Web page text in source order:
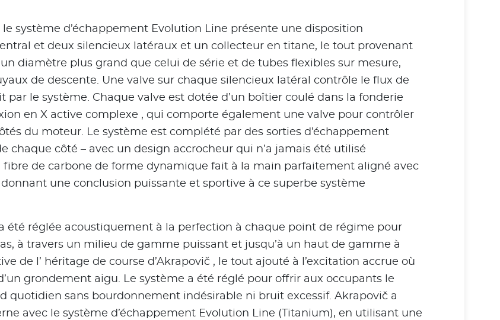
système d’échappement Evolution Line présente une disposition
et deux silencieux latéraux et un collecteur en titane, le tout provenant
diamètre plus grand que celui de série et de tubes flexibles sur mesure,
de descente. Une valve sur chaque silencieux latéral contrôle le flux de
le système. Chaque valve est dotée d’un boîtier coulé dans la fonderie
en X active complexe , qui comporte également une valve pour contrôler
du moteur. Le système est complété par des sorties d’échappement
chaque côté – avec un design accrocheur qui n’a jamais été utilisé
de carbone de forme dynamique fait à la main parfaitement aligné avec
une conclusion puissante et sportive à ce superbe système
été réglée acoustiquement à la perfection à chaque point de régime pour
à travers un milieu de gamme puissant et jusqu’à un haut de gamme à
de l’ héritage de course d’Akrapovič , le tout ajouté à l’excitation accrue où
grondement aigu. Le système a été réglé pour offrir aux occupants le
quotidien sans bourdonnement indésirable ni bruit excessif. Akrapovič a
avec le système d’échappement Evolution Line (Titanium), en utilisant une